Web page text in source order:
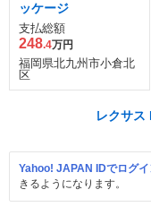
ッケージ
支払総額
248.4万円
福岡県北九州市小倉北
区
レクサス
Yahoo! JAPAN IDでログイ
きるようになります。